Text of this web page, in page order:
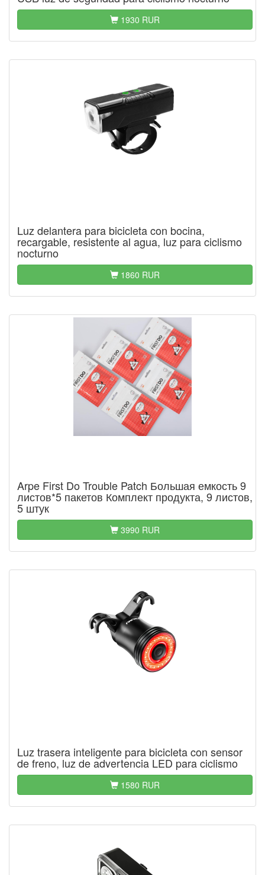
1930 RUR
Luz delantera para bicicleta con bocina,
recargable, resistente al agua, luz para ciclismo
nocturno
1860 RUR
Arpe First Do Trouble Patch Большая емкость 9
листов*5 пакетов Комплект продукта, 9 листов,
5 штук
3990 RUR
Luz trasera inteligente para bicicleta con sensor
de freno, luz de advertencia LED para ciclismo
1580 RUR